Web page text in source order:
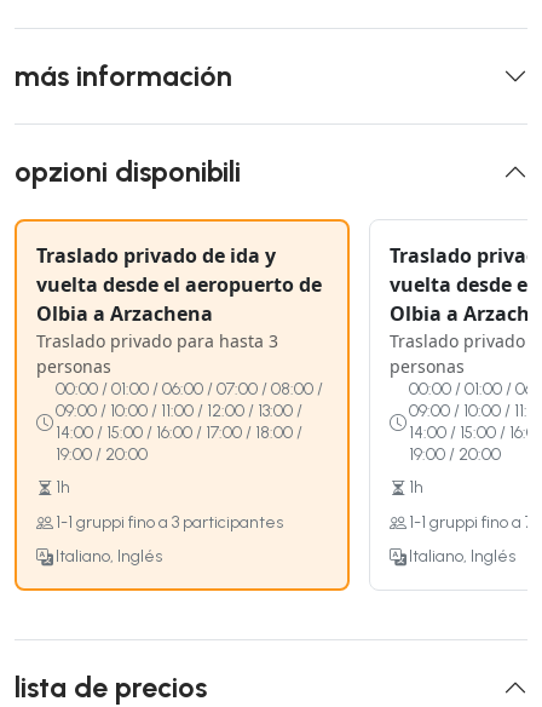
más información
opzioni disponibili
Traslado privado de ida y
vuelta desde el aeropuerto de
Olbia a Arzachena
Traslado privado para hasta 3
personas
00:00 / 01:00 / 06:00 / 07:00 / 08:00 /
09:00 / 10:00 / 11:00 / 12:00 / 13:00 /
14:00 / 15:00 / 16:00 / 17:00 / 18:00 /
19:00 / 20:00
1h
1-1 gruppi fino a 3 participantes
Italiano, Inglés
Traslado
vuelta desde
Olbia a
Traslado privado
personas
00:00 / 01:00 /
09:00 / 10:00 /
14:00 / 15:00 /
19:00 / 20:00
1h
1-1 gruppi fino a
Italiano, Inglés
lista de precios